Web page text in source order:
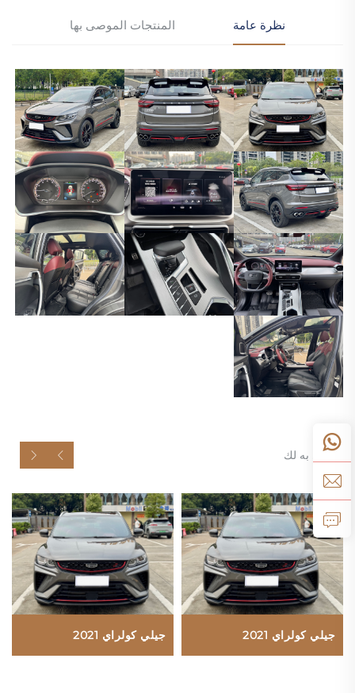
نظرة عامة المنتجات الموصى بها
موصى به لك
جيلي كولراي 2021 جيلي كولراي 2021